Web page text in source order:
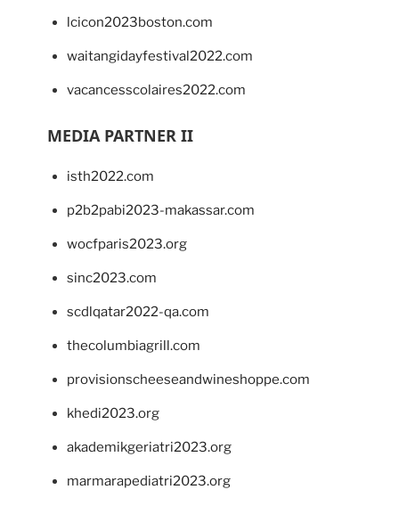
lcicon2023boston.com
waitangidayfestival2022.com
vacancesscolaires2022.com
MEDIA PARTNER II
isth2022.com
p2b2pabi2023-makassar.com
wocfparis2023.org
sinc2023.com
scdlqatar2022-qa.com
thecolumbiagrill.com
provisionscheeseandwineshoppe.com
khedi2023.org
akademikgeriatri2023.org
marmarapediatri2023.org